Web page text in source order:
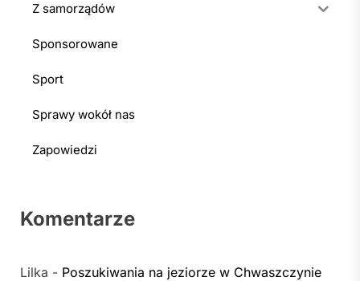
Z samorządów
Sponsorowane
Sport
Sprawy wokół nas
Zapowiedzi
Komentarze
Lilka - Poszukiwania na jeziorze w Chwaszczynie